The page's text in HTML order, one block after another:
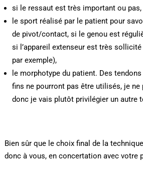
si le ressaut est très important ou pas,
le sport réalisé par le patient pour
de pivot/contact, si le genou est
si l’appareil extenseur est très
par exemple),
le morphotype du patient. Des
fins ne pourront pas être utilisés, je
donc je vais plutôt privilégier un autre
Bien sûr que le choix final de la
donc à vous, en concertation avec votre